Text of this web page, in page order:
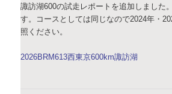
諏訪湖600の試走レポートを追加しました
す。コースとしては同じなので2024年・
照ください。
2026BRM613西東京600km諏訪湖